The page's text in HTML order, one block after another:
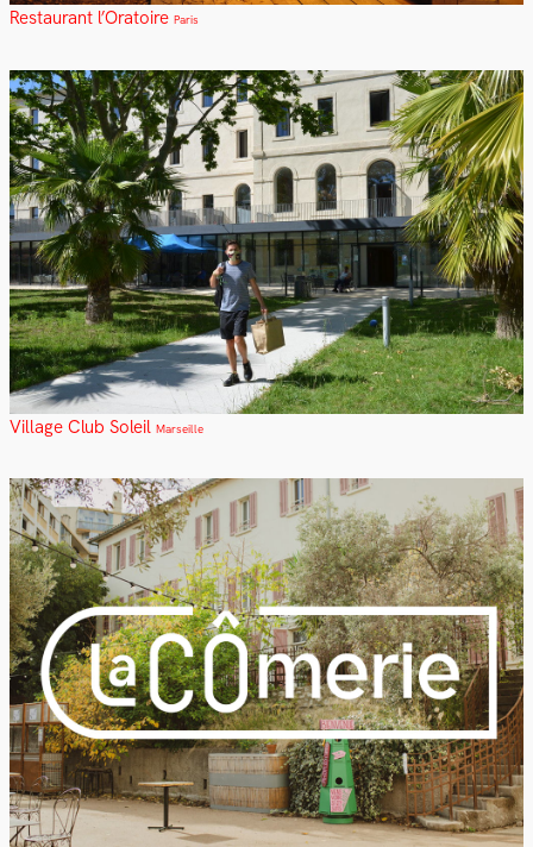
Restaurant l’Oratoire Paris
Village Club Soleil Marseille